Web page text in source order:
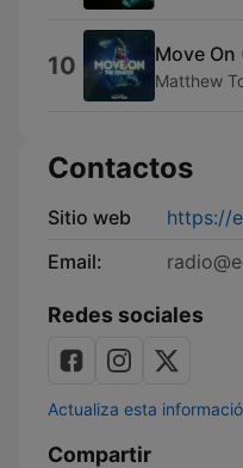
10 Move On
Matthew
Contactos
Sitio web
https://
Email:
Redes sociales
Actualiza esta
Compartir